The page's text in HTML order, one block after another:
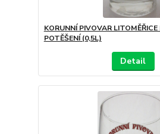
KORUNNÍ PIVOVAR
POTĚŠENÍ (0,5L)
Detail